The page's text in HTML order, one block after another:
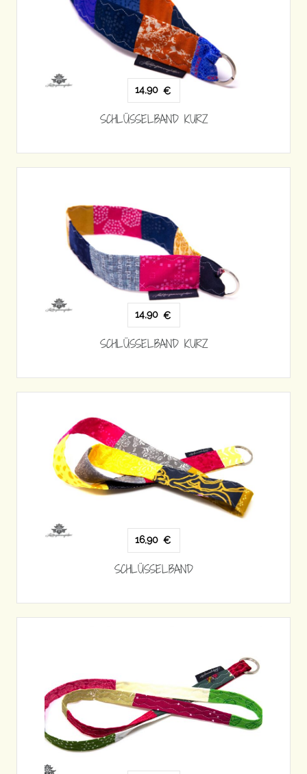
14,90 €
SCHLÜSSELBAND KURZ
14,90 €
SCHLÜSSELBAND KURZ
16,90 €
SCHLÜSSELBAND